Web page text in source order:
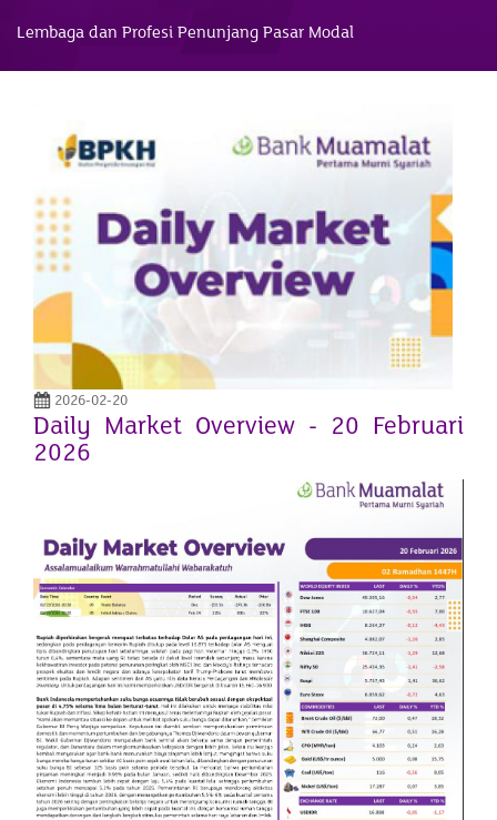
Lembaga dan Profesi Penunjang Pasar Modal
2026-02-20
Daily Market Overview - 20 Februari
2026